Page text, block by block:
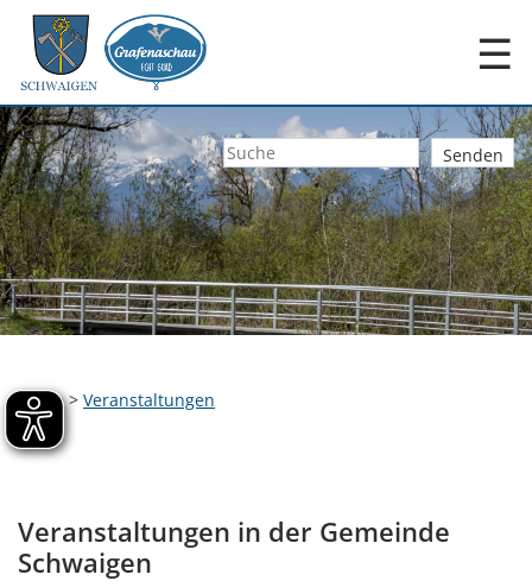
☰
Home> Veranstaltungen
Veranstaltungen in der Gemeinde
Schwaigen